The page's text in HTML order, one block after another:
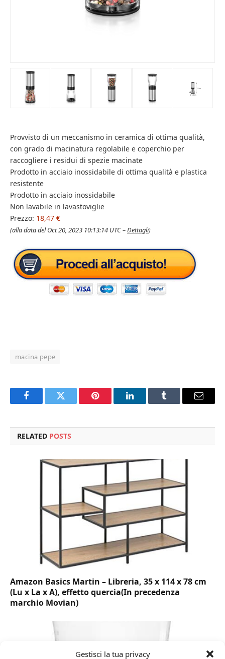
Gestisci la tua privacy
Provvisto di un meccanismo in ceramica di ottima qualità,
con grado di macinatura regolabile e coperchio per
raccogliere i residui di spezie macinate
Prodotto in acciaio inossidabile di ottima qualità e plastica
resistente
Prodotto in acciaio inossidabile
Non lavabile in lavastoviglie
Prezzo: 18,47 €
(alla data del Oct 20, 2023 10:13:14 UTC –Dettagli)
macina pepe
FacebookTwitter Pinterest LinkedInTumblr Email
RELATED POSTS
Amazon Basics Martin – Libreria, 35 x 114 x 78 cm
(Lu x La x A), effetto quercia(In precedenza
marchio Movian)